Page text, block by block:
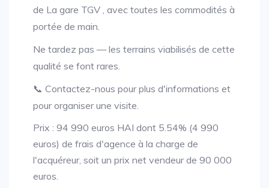
de La gare TGV , avec toutes les commodités à
portée de main.
Ne tardez pas — les terrains viabilisés de cette
qualité se font rares.
📞 Contactez-nous pour plus d'informations et
pour organiser une visite.
Prix : 94 990 euros HAI dont 5.54% (4 990
euros) de frais d'agence à la charge de
l'acquéreur, soit un prix net vendeur de 90 000
euros.